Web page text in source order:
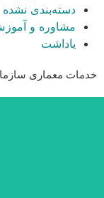
دسته‌بندی نشده
مشاوره و
یاداشت
خدمات معماری